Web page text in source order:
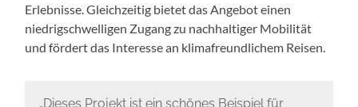
Erlebnisse. Gleichzeitig bietet das Angebot einen
niedrigschwelligen Zugang zu nachhaltiger Mobilität
und fördert das Interesse an klimafreundlichem Reisen.
„Dieses Projekt ist ein schönes Beispiel für